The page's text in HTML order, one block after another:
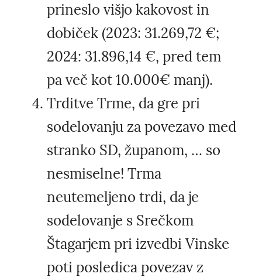
prineslo višjo kakovost in
dobiček (2023: 31.269,72 €;
2024: 31.896,14 €, pred tem
pa več kot 10.000€ manj).
Trditve Trme, da gre pri
sodelovanju za povezavo med
stranko SD, županom, … so
nesmiselne! Trma
neutemeljeno trdi, da je
sodelovanje s Srečkom
Štagarjem pri izvedbi Vinske
poti posledica povezav z